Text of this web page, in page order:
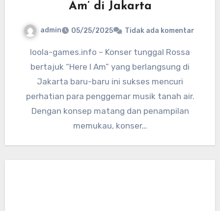
Am’ di Jakarta
admin 05/25/2025 Tidak ada komentar
loola-games.info – Konser tunggal Rossa
bertajuk “Here I Am” yang berlangsung di
Jakarta baru-baru ini sukses mencuri
perhatian para penggemar musik tanah air.
Dengan konsep matang dan penampilan
memukau, konser…